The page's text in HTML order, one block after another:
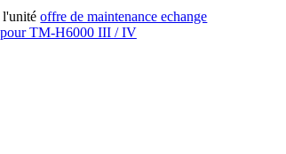
l'unité offre de maintenance echange
pour TM-H6000 III / IV